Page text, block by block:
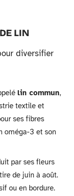
LIN
diversifier
lin commun,
textile et
ses fibres
oméga-3 et son
par ses fleurs
de juin à août.
ou en bordure.